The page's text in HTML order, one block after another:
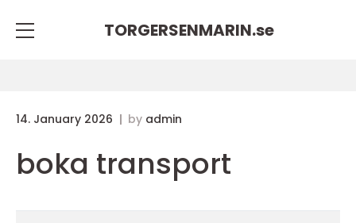
TORGERSENMARIN.se
14. January 2026 by admin
boka transport